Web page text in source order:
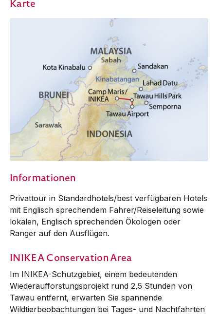
Karte
Informationen
Privattour in Standardhotels/best verfügbaren Hotels
mit Englisch sprechendem Fahrer/Reiseleitung sowie
lokalen, Englisch sprechenden Ökologen oder
Ranger auf den Ausflügen.
INIKEA Conservation Area
Im INIKEA-Schutzgebiet, einem bedeutenden
Wiederaufforstungsprojekt rund 2,5 Stunden von
Tawau entfernt, erwarten Sie spannende
Wildtierbeobachtungen bei Tages- und Nachtfahrten